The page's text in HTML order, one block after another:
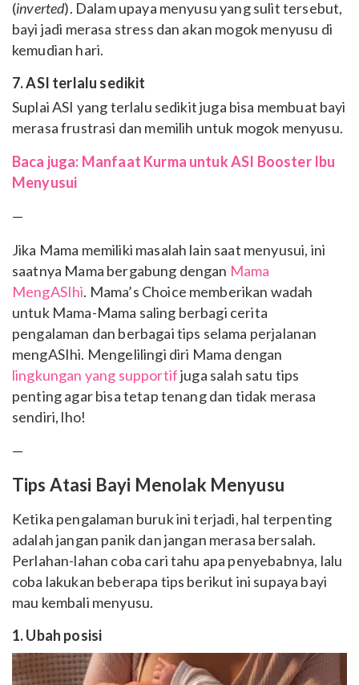
(inverted). Dalam upaya menyusu yang sulit tersebut,
bayi jadi merasa stress dan akan mogok menyusu di
kemudian hari.
7. ASI terlalu sedikit
Suplai ASI yang terlalu sedikit juga bisa membuat bayi
merasa frustrasi dan memilih untuk mogok menyusu.
Baca juga: Manfaat Kurma untuk ASI Booster Ibu
Menyusui
—
Jika Mama memiliki masalah lain saat menyusui, ini
saatnya Mama bergabung dengan Mama
MengASIhi. Mama’s Choice memberikan wadah
untuk Mama-Mama saling berbagi cerita
pengalaman dan berbagai tips selama perjalanan
mengASIhi. Mengelilingi diri Mama dengan
lingkungan yang supportifjuga salah satu tips
penting agar bisa tetap tenang dan tidak merasa
sendiri, lho!
—
Tips Atasi Bayi Menolak Menyusu
Ketika pengalaman buruk ini terjadi, hal terpenting
adalah jangan panik dan jangan merasa bersalah.
Perlahan-lahan coba cari tahu apa penyebabnya, lalu
coba lakukan beberapa tips berikut ini supaya bayi
mau kembali menyusu.
1. Ubah posisi